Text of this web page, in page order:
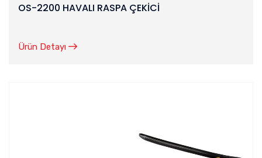
OS-2200 HAVALI RASPA ÇEKİCİ
Ürün Detayı